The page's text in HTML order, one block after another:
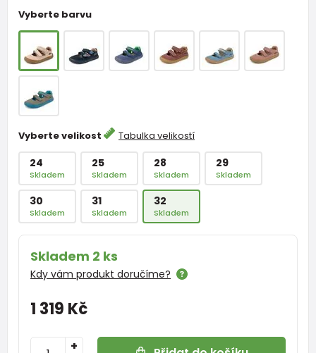
Vyberte barvu
Vyberte velikost Tabulka velikostí
24
Skladem
25
Skladem
28
Skladem
29
Skladem
30
Skladem
31
Skladem
32
Skladem
Skladem 2 ks
Kdy vám produkt doručíme?
1 319 Kč
+